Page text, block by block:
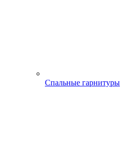
Спальные гарнитуры